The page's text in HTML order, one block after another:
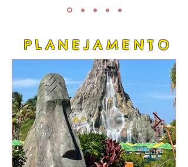
PLANEJAMENTO